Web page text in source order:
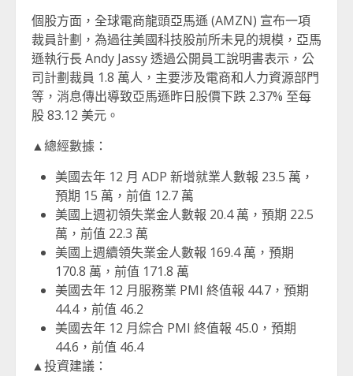
個股方面，全球電商龍頭亞馬遜 (AMZN) 宣布一項
裁員計劃，為過往美國科技股前所未見的規模，亞馬
遜執行長 Andy Jassy 透過公開員工說明書表示，公
司計劃裁員 1.8 萬人，主要涉及電商和人力資源部門
等，消息傳出導致亞馬遜昨日股價下跌 2.37% 至每
股 83.12 美元。
▲總經數據：
美國去年 12 月 ADP 新增就業人數報 23.5 萬，
預期 15 萬，前值 12.7 萬
美國上週初領失業金人數報 20.4 萬，預期 22.5
萬，前值 22.3 萬
美國上週續領失業金人數報 169.4 萬，預期
170.8 萬，前值 171.8 萬
美國去年 12 月服務業 PMI 終值報 44.7，預期
44.4，前值 46.2
美國去年 12 月綜合 PMI 終值報 45.0，預期
44.6，前值 46.4
▲投資建議：